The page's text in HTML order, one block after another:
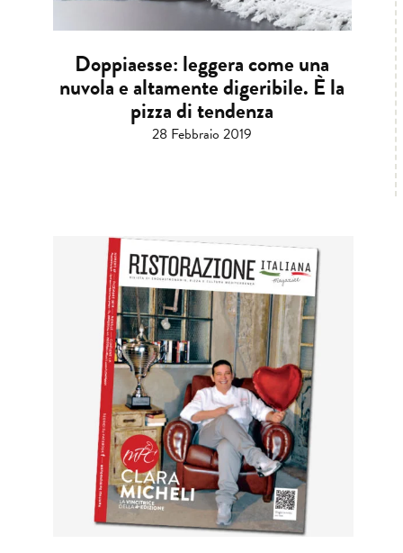
Doppiaesse: leggera come una
nuvola e altamente digeribile. È la
pizza di tendenza
28 Febbraio 2019